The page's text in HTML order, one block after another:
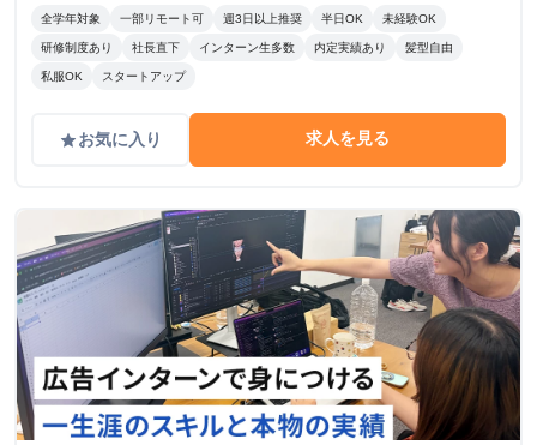
全学年対象 一部リモート可 週3日以上推奨 半日OK 未経験OK
研修制度あり 社長直下 インターン生多数 内定実績あり 髪型自由
私服OK スタートアップ
gradeお気に入り 求人を見る